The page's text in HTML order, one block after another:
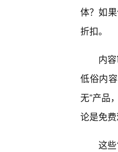
体？如
折扣。
内
低俗内
无”产品
论是免
这